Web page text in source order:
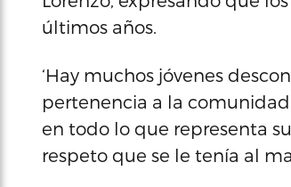
últimos años.
‘Hay muchos jóvenes
pertenencia a la
en todo lo que representa
respeto que se le tenía al